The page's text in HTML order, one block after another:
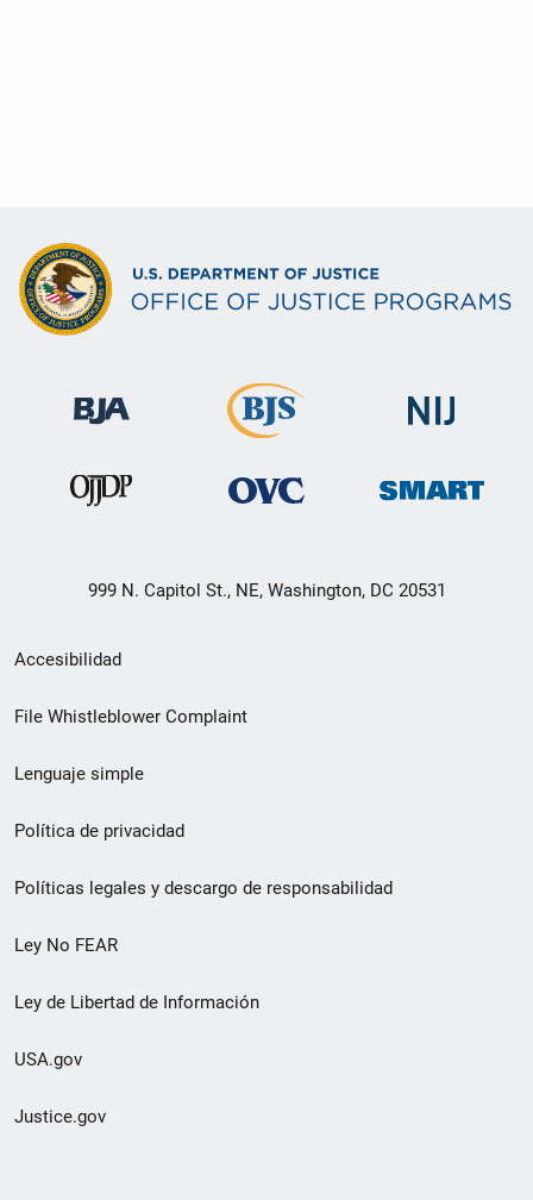
999 N. Capitol St., NE, Washington, DC 20531
Menú
de
de
pie
de
página
Accesibilidad
File Whistleblower Complaint
Lenguaje simple
Política de privacidad
Políticas legales y descargo de responsabilidad
Ley No FEAR
Ley de Libertad de Información
USA.gov
Justice.gov